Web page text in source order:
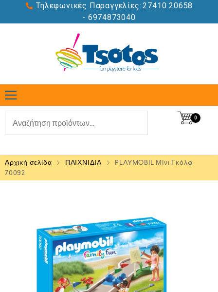
Τηλεφωνικές Παραγγελίες: 27410 20658
- 6974873040
0
Αρχική σελίδα ΠΑΙΧΝΙΔΙΑ
PLAYMOBIL Μίνι Γκόλφ
70092